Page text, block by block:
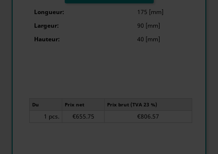
Longueur:
175 [mm]
Largeur:
90 [mm]
Hauteur:
40 [mm]
Du Prix net Prix brut (TVA 23 %)
1 pcs. €655.75 €806.57